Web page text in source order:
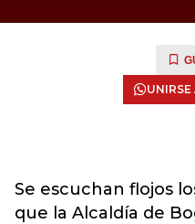
Se escuchan flojos
que la Alcaldía de